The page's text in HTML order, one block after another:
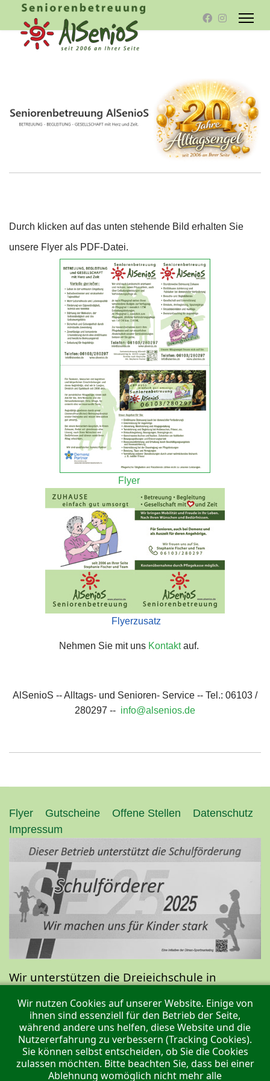
Durch klicken auf das unten stehende Bild erhalten Sie
unsere Flyer als PDF-Datei.
Flyer
Flyerzusatz
Nehmen Sie mit uns Kontaktauf.
AlSenioS -- Alltags- und Senioren- Service -- Tel.: 06103 /
280297 -- info@alsenios.de
Flyer Gutscheine Offene Stellen
Datenschutz
Impressum
Wir unterstützen die Dreieichschule in
Wir nutzen Cookies auf unserer Website. Einige von
ihnen sind essenziell für den Betrieb der Seite,
während andere uns helfen, diese Website und die
Nutzererfahrung zu verbessern (Tracking Cookies).
Sie können selbst entscheiden, ob Sie die Cookies
zulassen möchten. Bitte beachten Sie, dass bei einer
Ablehnung womöglich nicht mehr alle